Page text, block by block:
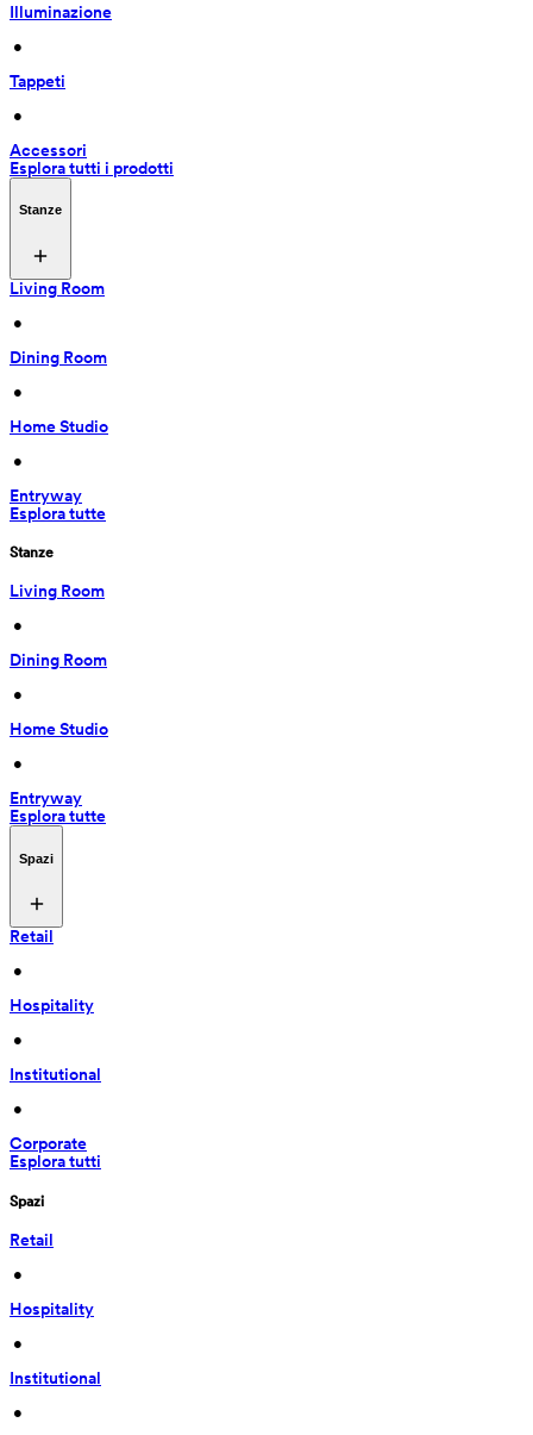
Illuminazione
•
Tappeti
•
Accessori
Esplora tutti i prodotti
Stanze
Living Room
•
Dining Room
•
Home Studio
•
Entryway
Esplora tutte
Stanze
Living Room
•
Dining Room
•
Home Studio
•
Entryway
Esplora tutte
Spazi
Retail
•
Hospitality
•
Institutional
•
Corporate
Esplora tutti
Spazi
Retail
•
Hospitality
•
Institutional
•